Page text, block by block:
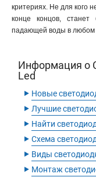
критериях. Не для кого
конце концов,
падающей воды в любом
Информация о
Led
‣ Новые
‣ Лучшие
‣ Найти
‣ Схема
‣ Виды
‣ Монтаж